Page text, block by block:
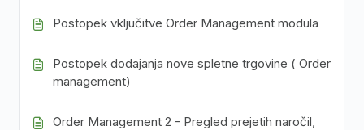
Postopek vključitve Order Management modula
Postopek dodajanja nove spletne trgovine ( Order
management)
Order Management 2 - Pregled prejetih naročil,